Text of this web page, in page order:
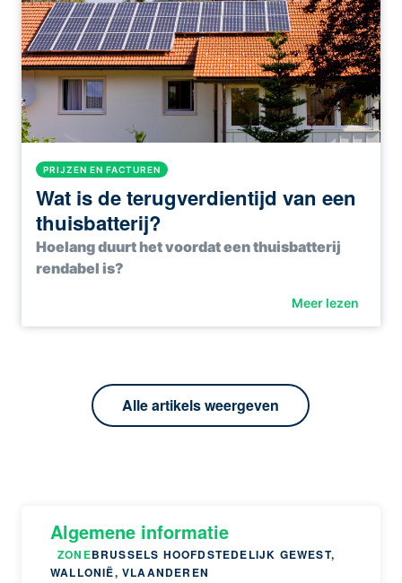
PRIJZEN EN FACTUREN
Wat is de terugverdientijd van een
thuisbatterij?
Hoelang duurt het voordat een thuisbatterij
rendabel is?
Meer lezen
Alle artikels weergeven
Algemene informatie
ZONEBRUSSELS HOOFDSTEDELIJK GEWEST,
WALLONIË, VLAANDEREN